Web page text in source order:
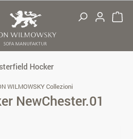
Hocker
WILMOWSKY Collezioni
NewChester.01